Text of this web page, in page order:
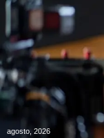
agosto, 2026